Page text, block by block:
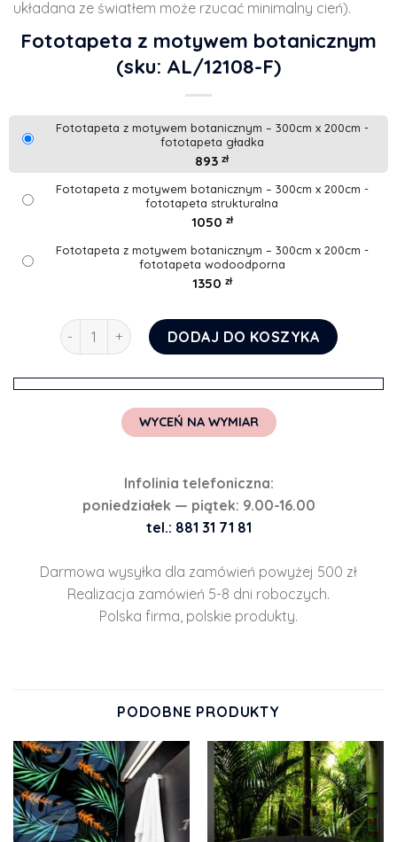
układana ze światłem może rzucać minimalny cień).
Fototapeta z motywem botanicznym
(sku: AL/12108-F)
Fototapeta z motywem botanicznym – 300cm x 200cm -
fototapeta gładka
893 zł
Fototapeta z motywem botanicznym – 300cm x 200cm -
fototapeta strukturalna
1050 zł
Fototapeta z motywem botanicznym – 300cm x 200cm -
fototapeta wodoodporna
1350 zł
ilość Fototapeta z motywem botanicznym
DODAJ DO KOSZYKA
WYCEŃ NA WYMIAR
Infolinia telefoniczna:
poniedziałek — piątek: 9.00-16.00
tel.: 881 31 71 81
Darmowa wysyłka dla zamówień powyżej 500 zł
Realizacja zamówień 5-8 dni roboczych.
Polska firma, polskie produkty.
PODOBNE PRODUKTY